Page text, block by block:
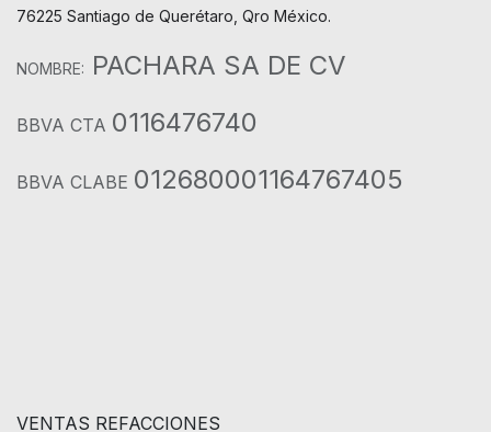
76225 Santiago de Querétaro, Qro México.
NOMBRE: PACHARA SA DE CV
BBVA CTA 0116476740
BBVA CLABE 012680001164767405
VENTAS REFACCIONES